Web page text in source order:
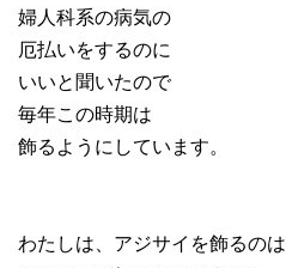
婦人科系の病気の
厄払いをするのに
いいと聞いたので
毎年この時期は
飾るようにしています。
わたしは、アジサイを飾るのは